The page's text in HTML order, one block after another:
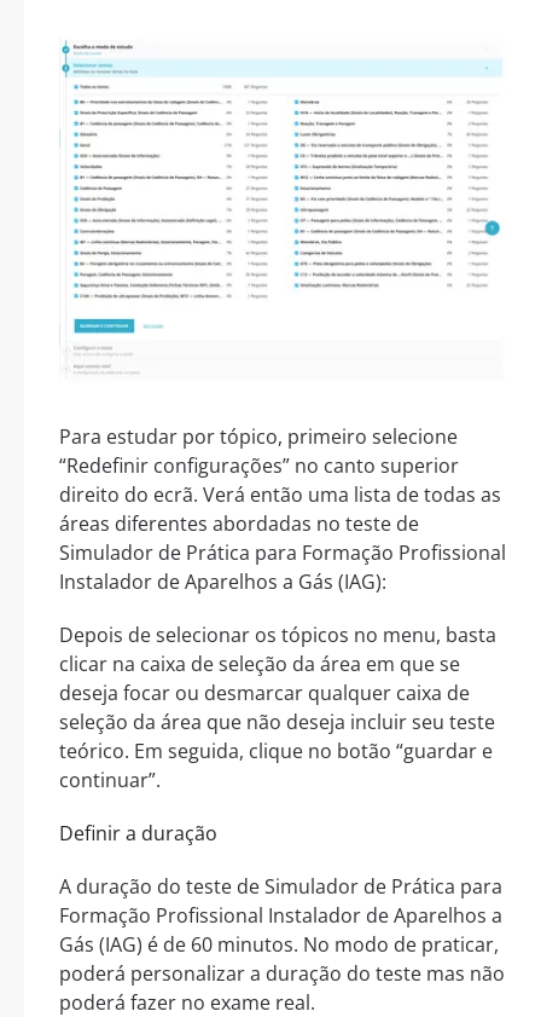
Para estudar por tópico, primeiro selecione
“Redefinir configurações” no canto superior
direito do ecrã. Verá então uma lista de todas as
áreas diferentes abordadas no teste de
Simulador de Prática para Formação Profissional
Instalador de Aparelhos a Gás (IAG):
Depois de selecionar os tópicos no menu, basta
clicar na caixa de seleção da área em que se
deseja focar ou desmarcar qualquer caixa de
seleção da área que não deseja incluir seu teste
teórico. Em seguida, clique no botão “guardar e
continuar”.
Definir a duração
A duração do teste de Simulador de Prática para
Formação Profissional Instalador de Aparelhos a
Gás (IAG) é de 60 minutos. No modo de praticar,
poderá personalizar a duração do teste mas não
poderá fazer no exame real.